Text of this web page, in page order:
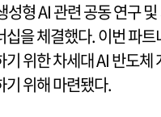
성형 AI 관련 공동 연구
십을 체결했다. 이번 파
위한 차세대 AI 반도체
기 위해 마련됐다.